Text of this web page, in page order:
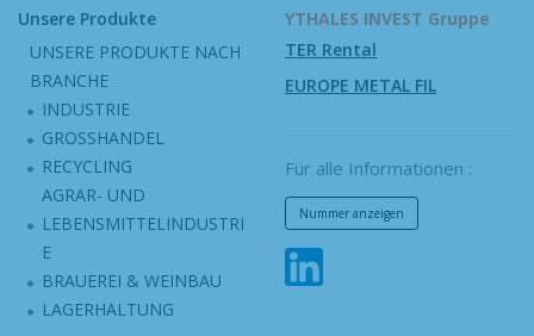
Unsere Produkte
UNSERE PRODUKTE NACH
BRANCHE
INDUSTRIE
GROSSHANDEL
RECYCLING
AGRAR- UND
LEBENSMITTELINDUSTRI
E
BRAUEREI & WEINBAU
LAGERHALTUNG
YTHALES INVEST Gruppe
TER Rental
EUROPE METAL FIL
Für alle Informationen :
Nummer anzeigen